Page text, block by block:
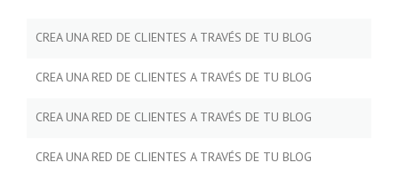
CREA UNA RED DE CLIENTES A TRAVÉS DE TU BLOG
CREA UNA RED DE CLIENTES A TRAVÉS DE TU BLOG
CREA UNA RED DE CLIENTES A TRAVÉS DE TU BLOG
CREA UNA RED DE CLIENTES A TRAVÉS DE TU BLOG